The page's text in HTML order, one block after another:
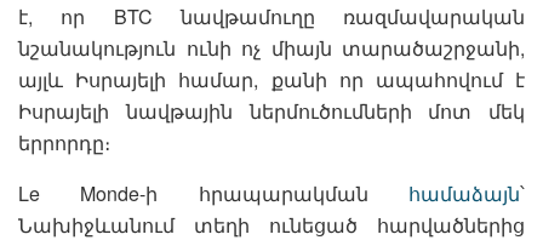
է, որ BTC նավթամուղը ռազմավարական
նշանակություն ունի ոչ միայն տարածաշրջանի,
այլև Իսրայելի համար, քանի որ ապահովում է
Իսրայելի նավթային ներմուծումների մոտ մեկ
երրորդը։
Le Monde-ի հրապարակման համաձայն՝
Նախիջևանում տեղի ունեցած հարվածներից